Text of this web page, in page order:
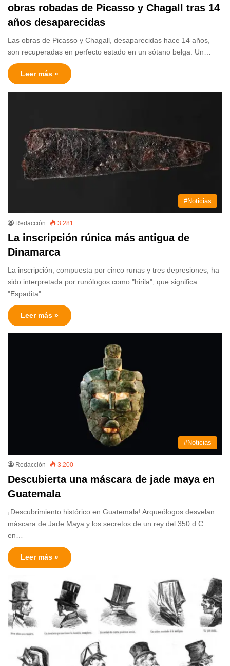
obras robadas de Picasso y Chagall tras 14
años desaparecidas
Las obras de Picasso y Chagall, desaparecidas hace 14 años,
son recuperadas en perfecto estado en un sótano belga. Un…
Leer más »
#Noticias
Redacción 3.281
La inscripción rúnica más antigua de
Dinamarca
La inscripción, compuesta por cinco runas y tres depresiones, ha
sido interpretada por runólogos como "hirila", que significa
"Espadita".
Leer más »
#Noticias
Redacción 3.200
Descubierta una máscara de jade maya en
Guatemala
¡Descubrimiento histórico en Guatemala! Arqueólogos desvelan
máscara de Jade Maya y los secretos de un rey del 350 d.C.
en…
Leer más »